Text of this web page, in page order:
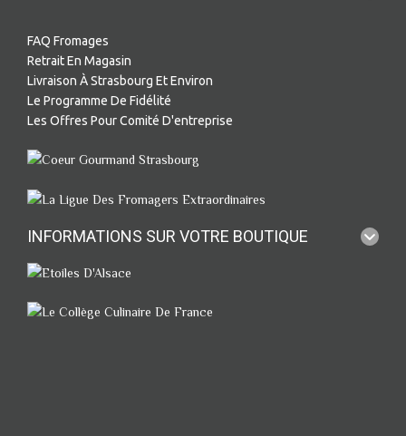
FAQ Fromages
Retrait En Magasin
Livraison À Strasbourg Et Environ
Le Programme De Fidélité
Les Offres Pour Comité D'entreprise
INFORMATIONS SUR VOTRE BOUTIQUE